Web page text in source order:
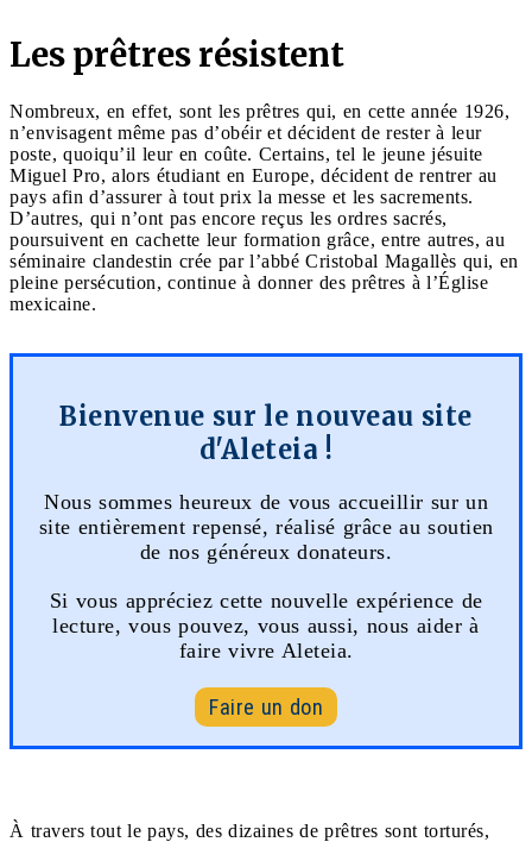
Les prêtres résistent
Nombreux, en effet, sont les prêtres qui, en cette année 1926,
n’envisagent même pas d’obéir et décident de rester à leur
poste, quoiqu’il leur en coûte. Certains, tel le jeune jésuite
Miguel Pro, alors étudiant en Europe, décident de rentrer au
pays afin d’assurer à tout prix la messe et les sacrements.
D’autres, qui n’ont pas encore reçus les ordres sacrés,
poursuivent en cachette leur formation grâce, entre autres, au
séminaire clandestin crée par l’abbé Cristobal Magallès qui, en
pleine persécution, continue à donner des prêtres à l’Église
mexicaine.
Bienvenue sur le nouveau site
d'Aleteia !
Nous sommes heureux de vous accueillir sur un
site entièrement repensé, réalisé grâce au soutien
de nos généreux donateurs.
Si vous appréciez cette nouvelle expérience de
lecture, vous pouvez, vous aussi, nous aider à
faire vivre Aleteia.
Faire un don
À travers tout le pays, des dizaines de prêtres sont torturés,